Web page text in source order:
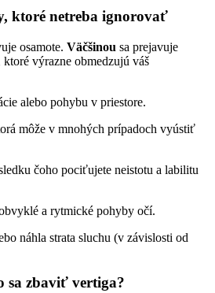
ktoré netreba ignorovať
osamote. Väčšinou sa prejavuje
výrazne obmedzujú váš
alebo pohybu v priestore.
môže v mnohých prípadoch vyústiť
čoho pociťujete neistotu a labilitu
a rytmické pohyby očí.
náhla strata sluchu (v závislosti od
sa zbaviť vertiga?